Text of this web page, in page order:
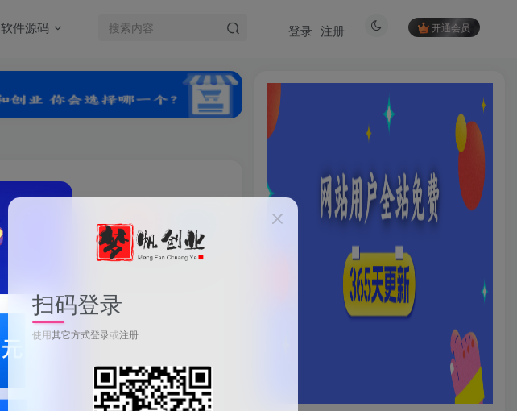
软件源码 开通会员
登录 注册
关注
0 294 15 HI！请登录
登录
扫码登录
使用其它方式登录或注册